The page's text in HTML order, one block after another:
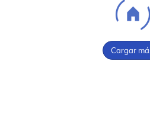
Cargar